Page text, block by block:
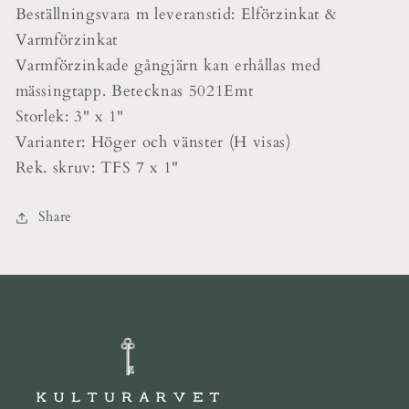
Beställningsvara m leveranstid: Elförzinkat &
Varmförzinkat
Varmförzinkade gångjärn kan erhållas med
mässingtapp. Betecknas 5021Emt
Storlek: 3" x 1"
Varianter: Höger och vänster (H visas)
Rek. skruv: TFS 7 x 1"
Share